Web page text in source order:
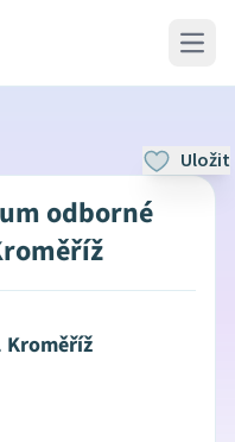
Open
Uložit
odborné
Kroměříž